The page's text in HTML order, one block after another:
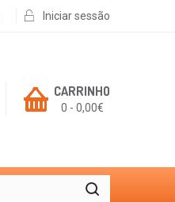
Iniciar sessão
CARRINHO
0 - 0,00€